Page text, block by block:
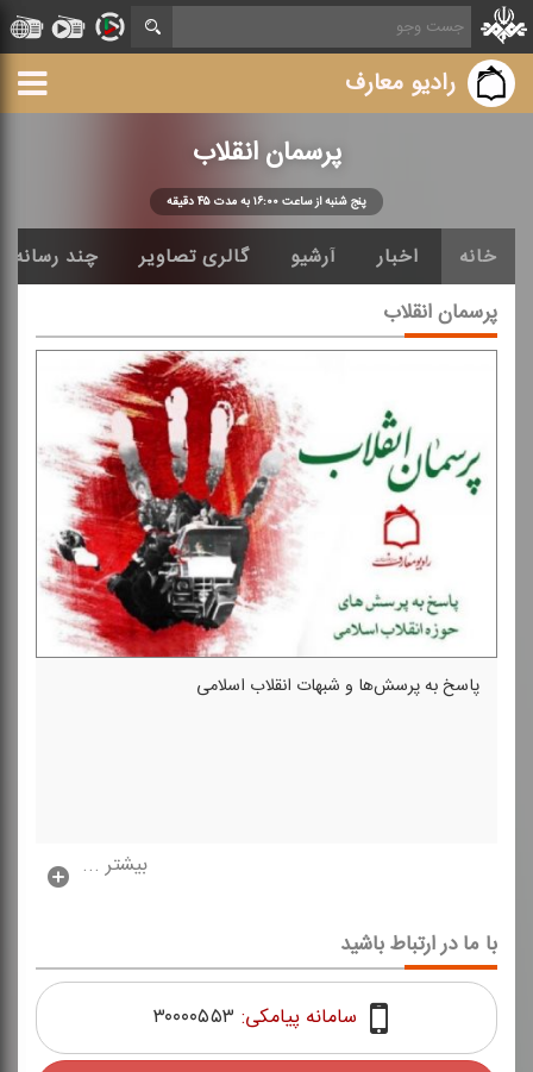
رادیو معارف
پرسمان انقلاب
پنج شنبه از ساعت ۱۶:۰۰ به مدت ۴۵ دقیقه
خانه اخبار آرشیو گالری تصاویر چند رسانه
پرسمان انقلاب
پاسخ به پرسش‌ها و شبهات انقلاب اسلامی
بیشتر ...
با ما در ارتباط باشید
سامانه پیامکی: ۳۰۰۰۰۵۵۳